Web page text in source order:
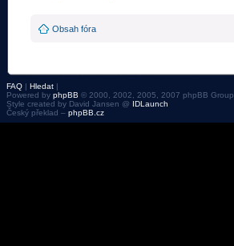
Obsah fóra
FAQ | Hledat |
Powered by phpBB © 2000, 2002, 2005, 2007 phpBB Group
Style created by David Jansen @ IDLaunch
Český překlad – phpBB.cz